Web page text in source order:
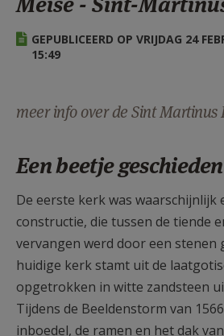
AANMELDEN OF
GEPUBLICEERD OP VRIJDAG 24
15:49
meer info over de Sint Martinus
Een beetje
De eerste kerk was waarschijnlijk
constructie, die tussen de tiende
vervangen werd door een stenen
huidige kerk stamt uit de
opgetrokken in witte zandsteen
Tijdens de Beeldenstorm van
inboedel, de ramen en het dak